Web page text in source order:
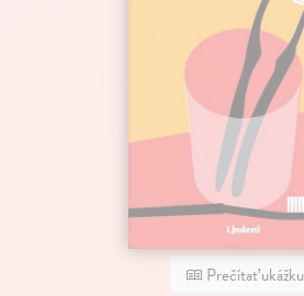
Prečítať ukážku